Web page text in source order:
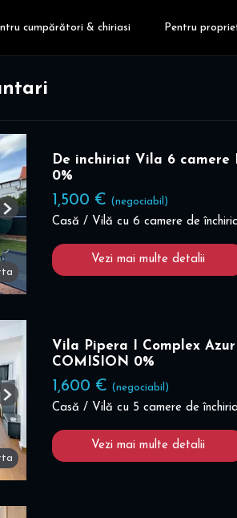
cumpărători & chiriasi Pentru
Next
De inchiriat Vila 6 camere
0%
1,500 € (negociabil)
Casă / Vilă cu 6 camere de
Vezi mai multe detalii
Next
Vila Pipera I Complex
COMISION 0%
1,600 € (negociabil)
Casă / Vilă cu 5 camere de
Vezi mai multe detalii